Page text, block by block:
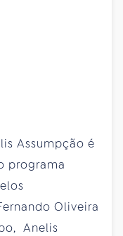
Assumpção é
programa
Oliveira
Anelis